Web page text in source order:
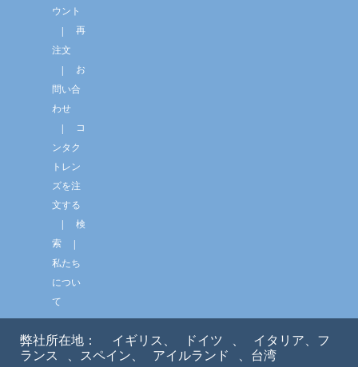
ウント
再
注文
お
問い合
わせ
コ
ンタク
トレン
ズを注
文する
検
索
私たち
につい
て
弊社所在地： イギリス、 ドイツ 、
イタリア、フ
ランス
、スペイン、 アイルランド 、台湾